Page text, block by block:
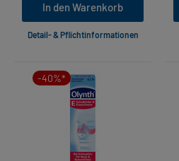
In den Warenkorb
Detail- & Pflichtinformationen
-40%*